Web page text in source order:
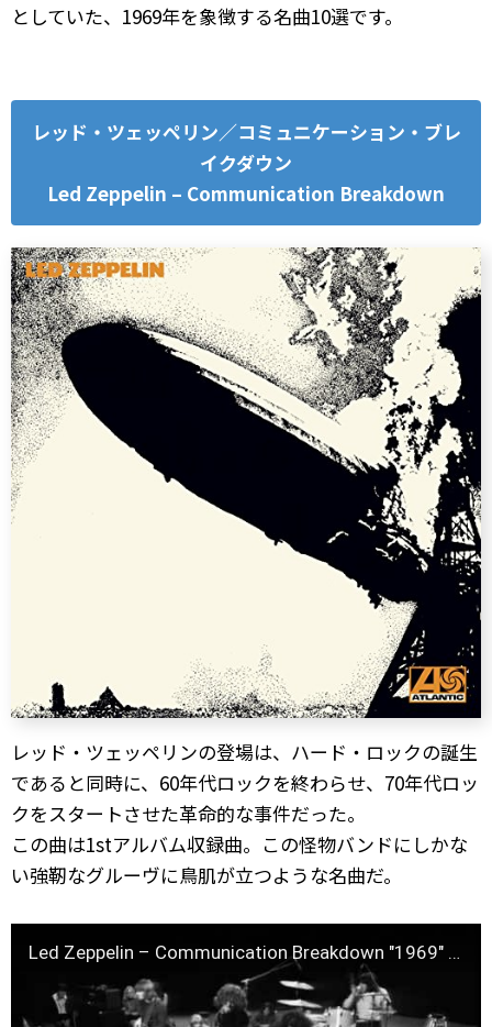
としていた、1969年を象徴する名曲10選です。
レッド・ツェッペリン／コミュニケーション・ブレ
イクダウン
Led Zeppelin – Communication Breakdown
レッド・ツェッペリンの登場は、ハード・ロックの誕生
であると同時に、60年代ロックを終わらせ、70年代ロッ
クをスタートさせた革命的な事件だった。
この曲は1stアルバム収録曲。この怪物バンドにしかな
い強靭なグルーヴに鳥肌が立つような名曲だ。
Led Zeppelin – Communication Breakdown "1969" [ Good Quality ]